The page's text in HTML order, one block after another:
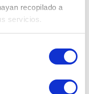
recopilado a
servicios.